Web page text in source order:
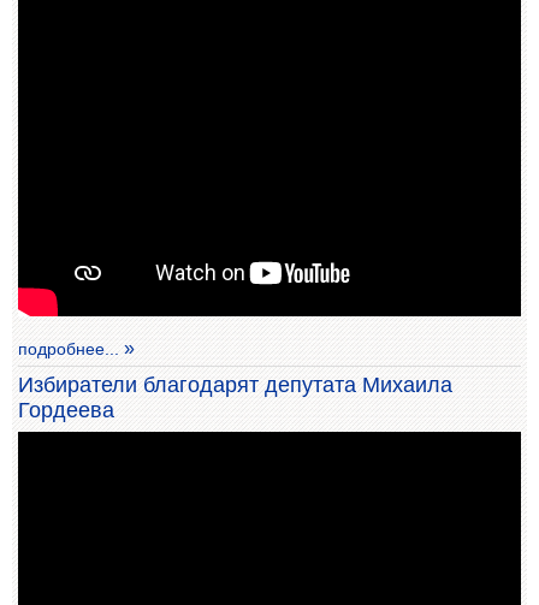
подробнее...
Избиратели благодарят депутата Михаила
Гордеева